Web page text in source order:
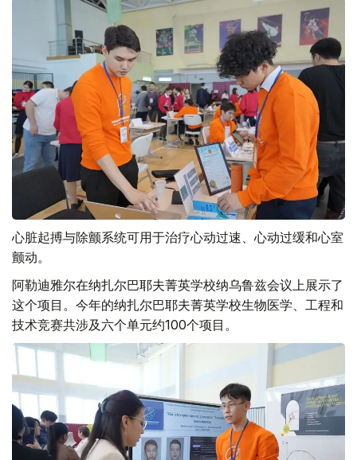
心脏起搏与除颤系统可用于治疗心动过速、心动过缓和心室
颤动。
阿勒迪雅尔在纳扎尔巴耶夫菁英学校纳乌鲁兹会议上展示了
这个项目。今年的纳扎尔巴耶夫菁英学校生物医学、工程和
技术竞赛共涉及六个单元约100个项目。